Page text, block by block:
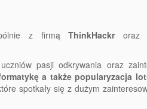
z firmąThinkHackr
pasji odkrywania oraz
a także popularyzacja
spotkały się z dużym